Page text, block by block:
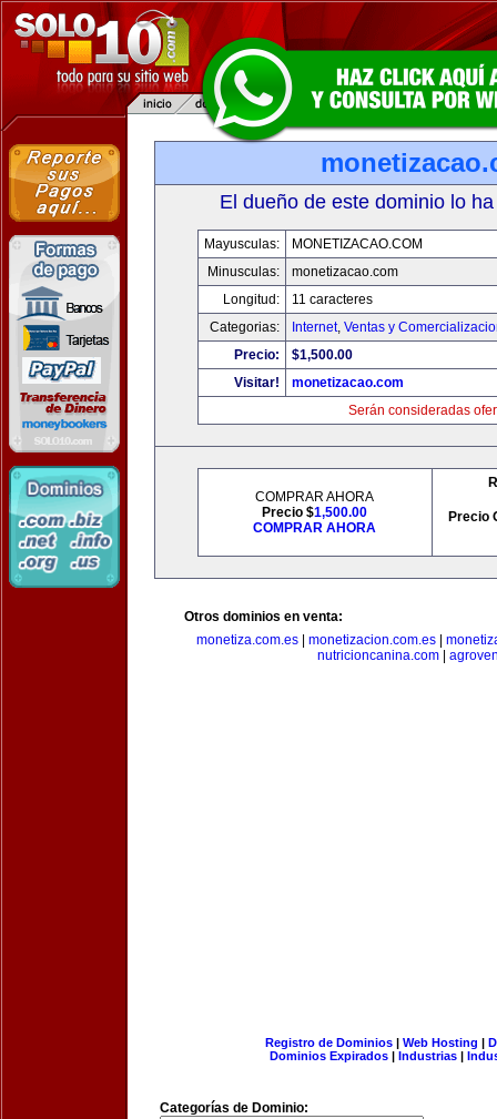
El dueño de este dominio lo
Mayusculas:
MONETIZACAO.COM
Minusculas:
monetizacao.com
Longitud:
11 caracteres
Categorias:
Internet, Ventas y
Precio:
$1,500.00
Visitar!
monetizacao.com
Serán consideradas
COMPRAR AHORA
Precio $1,500.00
COMPRAR AHORA
Precio
Otros dominios en venta:
monetiza.com.es| monetizacion.com.es|
nutricioncanina.com
Registro de Dominios| Web Hosting |
Dominios Expirados | Industrias |
Categorías de Dominio: